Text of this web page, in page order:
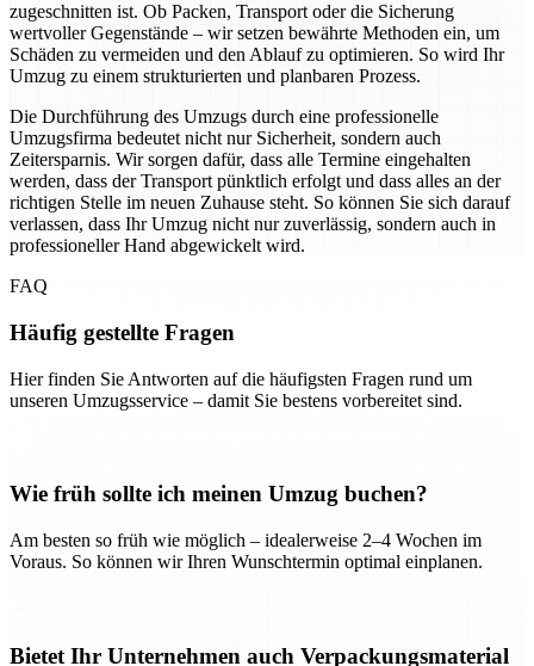
zugeschnitten ist. Ob Packen, Transport oder die Sicherung
wertvoller Gegenstände – wir setzen bewährte Methoden ein, um
Schäden zu vermeiden und den Ablauf zu optimieren. So wird Ihr
Umzug zu einem strukturierten und planbaren Prozess.
Die Durchführung des Umzugs durch eine professionelle
Umzugsfirma bedeutet nicht nur Sicherheit, sondern auch
Zeitersparnis. Wir sorgen dafür, dass alle Termine eingehalten
werden, dass der Transport pünktlich erfolgt und dass alles an der
richtigen Stelle im neuen Zuhause steht. So können Sie sich darauf
verlassen, dass Ihr Umzug nicht nur zuverlässig, sondern auch in
professioneller Hand abgewickelt wird.
FAQ
Häufig gestellte Fragen
Hier finden Sie Antworten auf die häufigsten Fragen rund um
unseren Umzugsservice – damit Sie bestens vorbereitet sind.
Wie früh sollte ich meinen Umzug buchen?
Am besten so früh wie möglich – idealerweise 2–4 Wochen im
Voraus. So können wir Ihren Wunschtermin optimal einplanen.
Bietet Ihr Unternehmen auch Verpackungsmaterial